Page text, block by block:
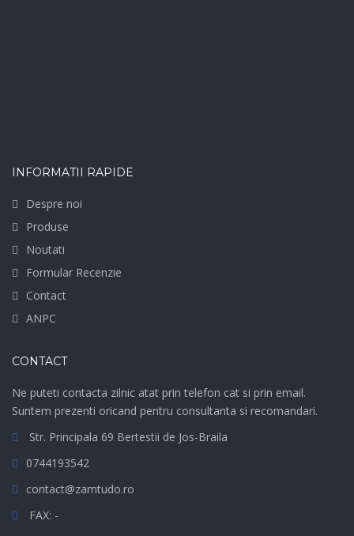
INFORMATII RAPIDE
Despre noi
Produse
Noutati
Formular Recenzie
Contact
ANPC
CONTACT
Ne puteti contacta zilnic atat prin telefon cat si prin email.
Suntem prezenti oricand pentru consultanta si recomandari.
Str. Principala 69 Bertestii de Jos-Braila
0744193542
contact@zamtudo.ro
FAX: -